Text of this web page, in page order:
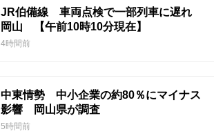
JR伯備線 車両点検で一部列車に遅れ
岡山 【午前10時10分現在】
4時間前
中東情勢 中小企業の約80％にマイナス
影響 岡山県が調査
5時間前